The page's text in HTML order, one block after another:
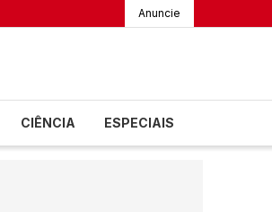
Anuncie
CIÊNCIA ESPECIAIS